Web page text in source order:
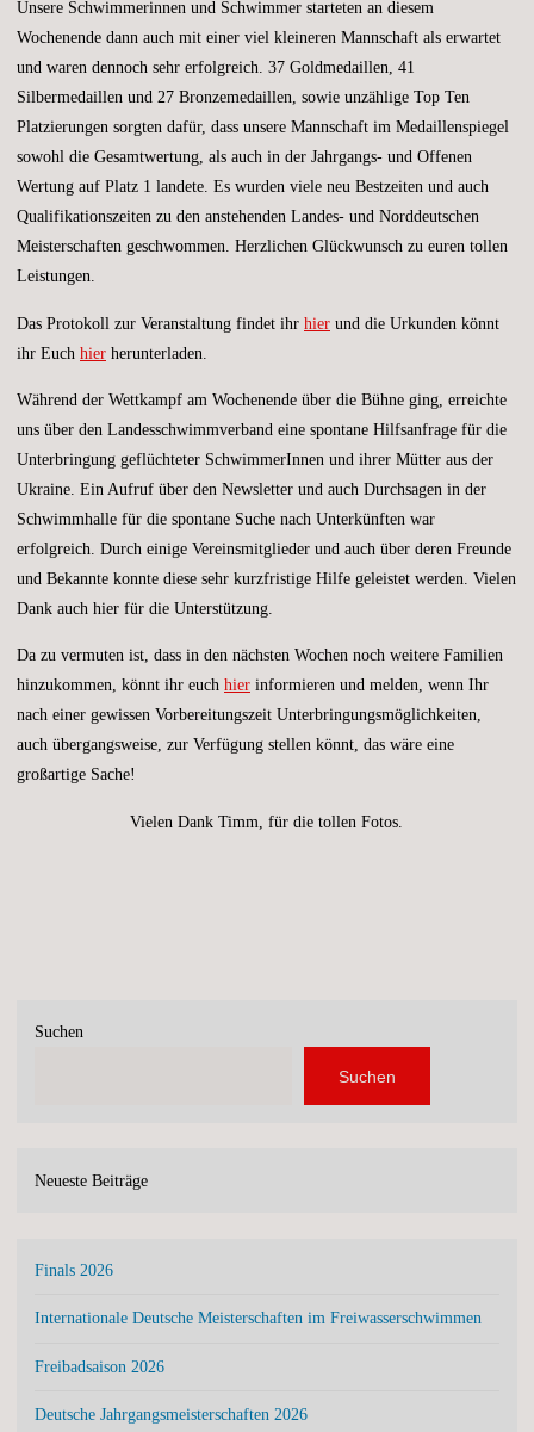
Unsere Schwimmerinnen und Schwimmer starteten an diesem
Wochenende dann auch mit einer viel kleineren Mannschaft als erwartet
und waren dennoch sehr erfolgreich. 37 Goldmedaillen, 41
Silbermedaillen und 27 Bronzemedaillen, sowie unzählige Top Ten
Platzierungen sorgten dafür, dass unsere Mannschaft im Medaillenspiegel
sowohl die Gesamtwertung, als auch in der Jahrgangs- und Offenen
Wertung auf Platz 1 landete. Es wurden viele neu Bestzeiten und auch
Qualifikationszeiten zu den anstehenden Landes- und Norddeutschen
Meisterschaften geschwommen. Herzlichen Glückwunsch zu euren tollen
Leistungen.
Das Protokoll zur Veranstaltung findet ihrhier und die Urkunden könnt
ihr Euchhier herunterladen.
Während der Wettkampf am Wochenende über die Bühne ging, erreichte
uns über den Landesschwimmverband eine spontane Hilfsanfrage für die
Unterbringung geflüchteter SchwimmerInnen und ihrer Mütter aus der
Ukraine. Ein Aufruf über den Newsletter und auch Durchsagen in der
Schwimmhalle für die spontane Suche nach Unterkünften war
erfolgreich. Durch einige Vereinsmitglieder und auch über deren Freunde
und Bekannte konnte diese sehr kurzfristige Hilfe geleistet werden. Vielen
Dank auch hier für die Unterstützung.
Da zu vermuten ist, dass in den nächsten Wochen noch weitere Familien
hinzukommen, könnt ihr euchhier informieren und melden, wenn Ihr
nach einer gewissen Vorbereitungszeit Unterbringungsmöglichkeiten,
auch übergangsweise, zur Verfügung stellen könnt, das wäre eine
großartige Sache!
Vielen Dank Timm, für die tollen Fotos.
Suchen
Suchen
Neueste Beiträge
Finals 2026
Internationale Deutsche Meisterschaften im Freiwasserschwimmen
Freibadsaison 2026
Deutsche Jahrgangsmeisterschaften 2026